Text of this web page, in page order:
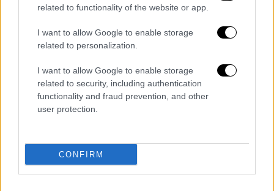
related to functionality of the website or app.
I want to allow Google to enable storage
related to personalization.
I want to allow Google to enable storage
related to security, including authentication
functionality and fraud prevention, and other
user protection.
CONFIRM